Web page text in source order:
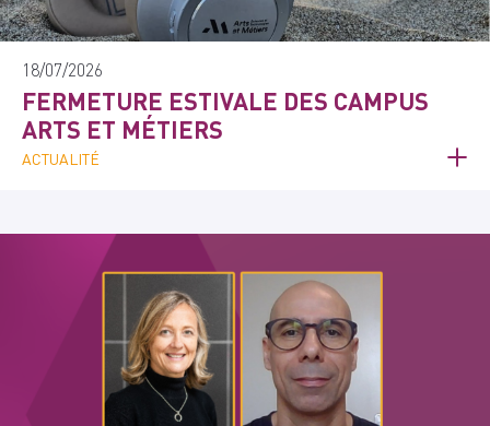
18/07/2026
FERMETURE ESTIVALE DES CAMPUS
ARTS ET MÉTIERS
ACTUALITÉ